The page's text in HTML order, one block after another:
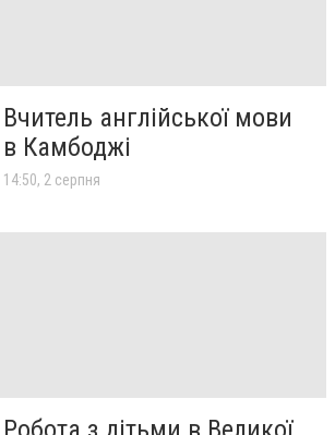
Вчитель англійської мови
в Камбоджі
14:50, 2 серпня